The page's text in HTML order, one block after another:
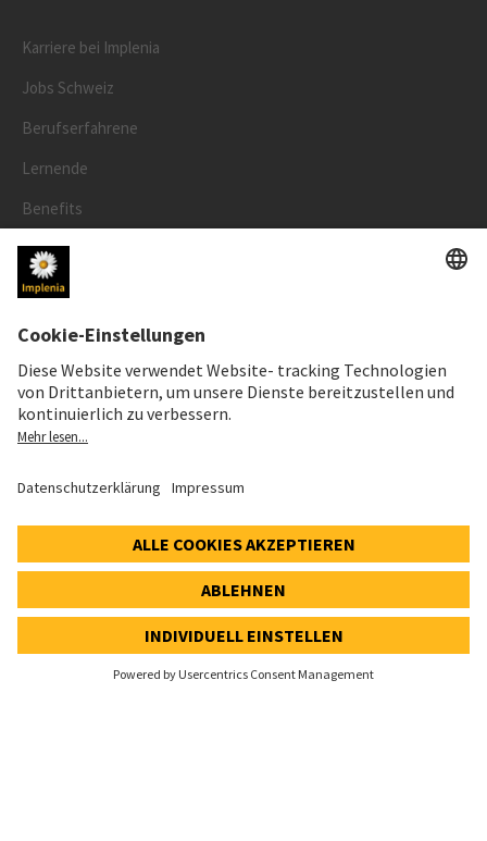
Karriere bei Implenia
Jobs Schweiz
Berufserfahrene
Lernende
Benefits
RECHTLICHES
Cookie- und Social-Media-Richtlinie
Cookie-Einstellungen
SWX: Implenia AG
62,70 CHF
-0,50 CHF (-0,79%)